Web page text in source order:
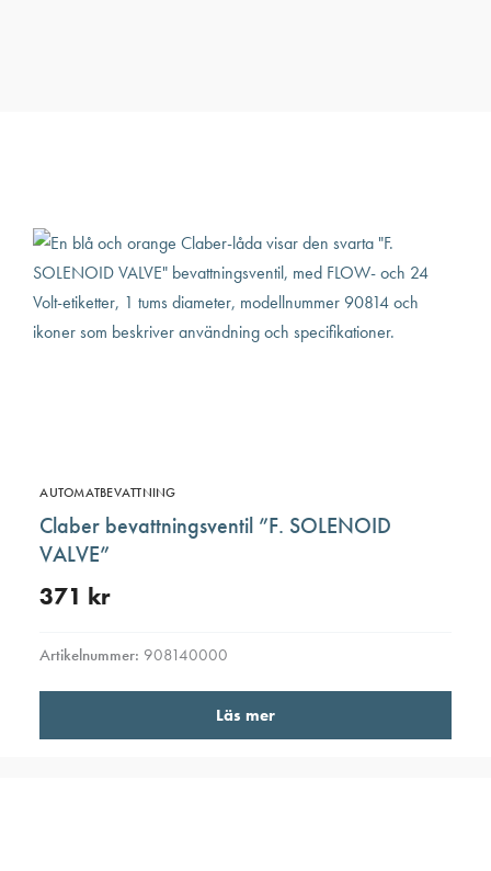
AUTOMATBEVATTNING
Claber bevattningsventil ”F. SOLENOID
VALVE”
371 kr
Artikelnummer: 908140000
Läs mer